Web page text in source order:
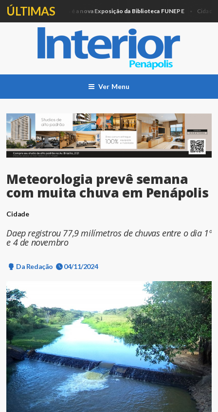
ÚLTIMAS
Artesanato e Pintura é a nova Exposição da Biblioteca FUNEPE Cidade
Ver Menu
Meteorologia prevê semana
com muita chuva em Penápolis
Cidade
Daep registrou 77,9 milímetros de chuvas entre o dia 1º
e 4 de novembro
Da Redação 04/11/2024